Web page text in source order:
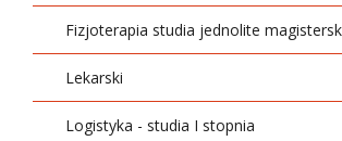
Kierunkowe
Specjalizacyjny
Przedmioty swobodnego wyboru
Grupa treści podstawowych
Grupa treści kierunkowych
Moduł specjalizacyjny
01_Ogólnouczelniane
02_Podstawowe
03_Kierunkowe
Fizjoterapia studia jednolite
01 Grupa treści ogólnouczelnianych
02 Podstawowe nauki medyczne
Lekarski
Logistyka - studia I stopnia